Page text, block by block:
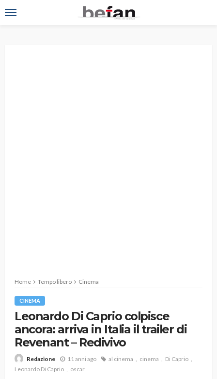
Home Tempo libero Cinema
CINEMA
Leonardo Di Caprio colpisce
ancora: arriva in Italia il trailer di
Revenant – Redivivo
Redazione 11 anni ago al cinema cinema
Di Caprio
Leonardo Di Caprio
oscar